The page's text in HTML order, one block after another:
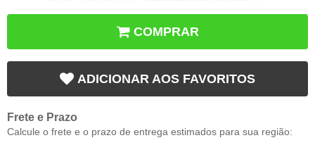
COMPRAR
ADICIONAR AOS FAVORITOS
Frete e Prazo
Calcule o frete e o prazo de entrega estimados para sua região: